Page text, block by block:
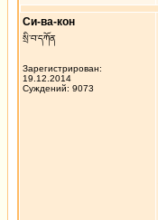
Си-ва-кон
སྲི་བ་དཀོན
Зарегистрирован:
19.12.2014
Суждений: 9073